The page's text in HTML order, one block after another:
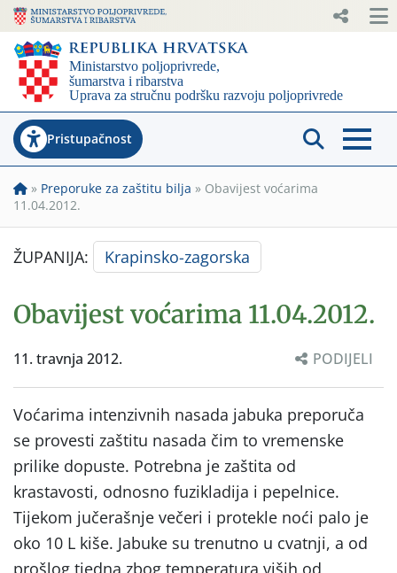
Pristupačnost
» Preporuke za zaštitu bilja » Obavijest voćarima
11.04.2012.
ŽUPANIJA: Krapinsko-zagorska
Obavijest voćarima 11.04.2012.
11. travnja 2012. PODIJELI
Voćarima intenzivnih nasada jabuka preporuča
se provesti zaštitu nasada čim to vremenske
prilike dopuste. Potrebna je zaštita od
krastavosti, odnosno fuzikladija i pepelnice.
Tijekom jučerašnje večeri i protekle noći palo je
oko 10 L kiše. Jabuke su trenutno u cvatnji, a od
prošlog tjedna zbog temperatura viših od